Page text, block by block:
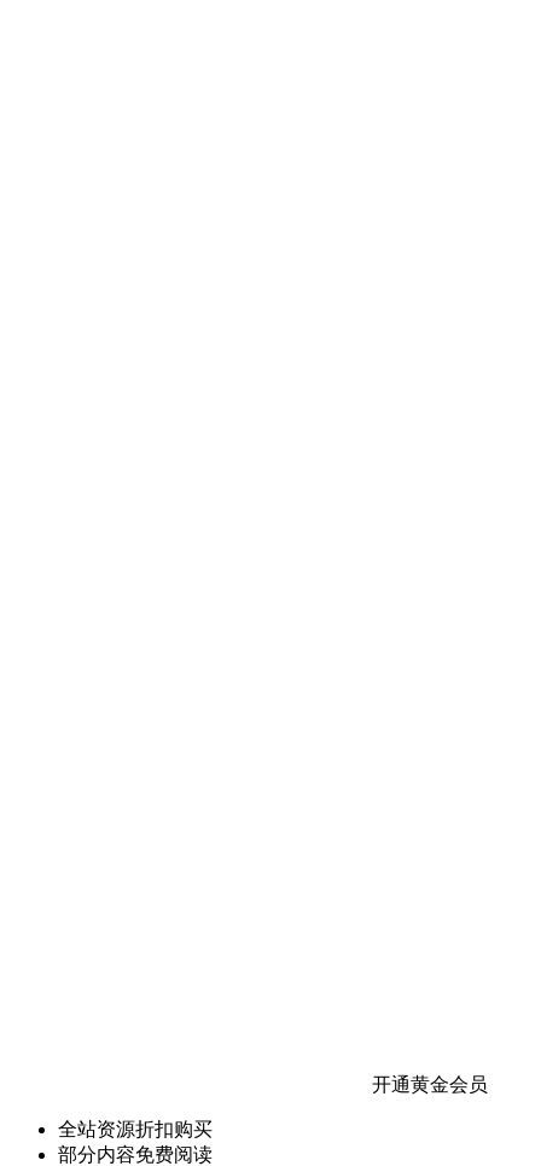
开通黄金会员
全站资源折扣购买
部分内容免费阅读